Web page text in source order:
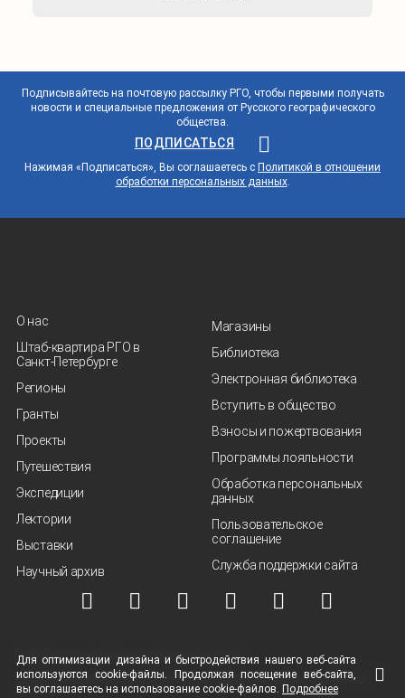
Подписывайтесь на почтовую рассылку РГО, чтобы первыми получать
новости и специальные предложения от Русского географического
общества.
ПОДПИСАТЬСЯ
Нажимая «Подписаться», Вы соглашаетесь с Политикой в отношении
обработки персональных данных.
О нас
Штаб-квартира РГО в
Санкт‑Петербурге
Регионы
Гранты
Проекты
Путешествия
Экспедиции
Лектории
Выставки
Научный архив
Магазины
Библиотека
Электронная библиотека
Вступить в общество
Взносы и пожертвования
Программы лояльности
Обработка персональных
данных
Пользовательское
соглашение
Служба поддержки сайта
© ВОО "Русское географическое общество", 2013-2026 г.
Условия использования материалов
Политика защиты и обработки персональных
данных
Для оптимизации дизайна и быстродействия нашего веб-сайта
используются cookie-файлы. Продолжая посещение веб-сайта,
вы соглашаетесь на использование cookie-файлов. Подробнее